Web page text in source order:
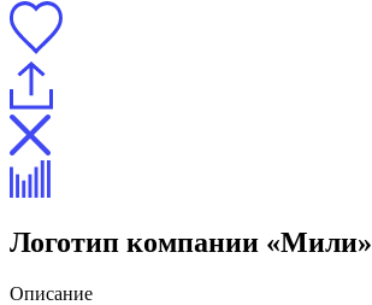
Логотип компании «Мили»
Описание